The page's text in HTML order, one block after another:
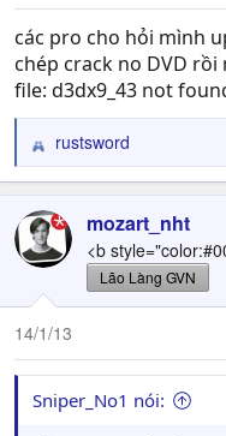
các pro cho hỏi mình
chép crack no DVD
file: d3dx9_43 not
R
e
c
t
i
n
s
:
rustsword
mozart_nht
<b
Lão Làng GVN
14/1/13
Sniper_No1 nói: